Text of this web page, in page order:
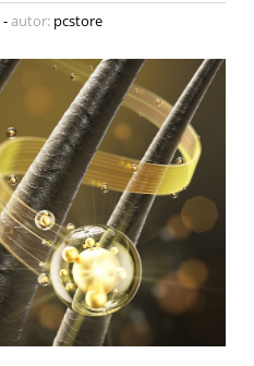
-autor: pcstore